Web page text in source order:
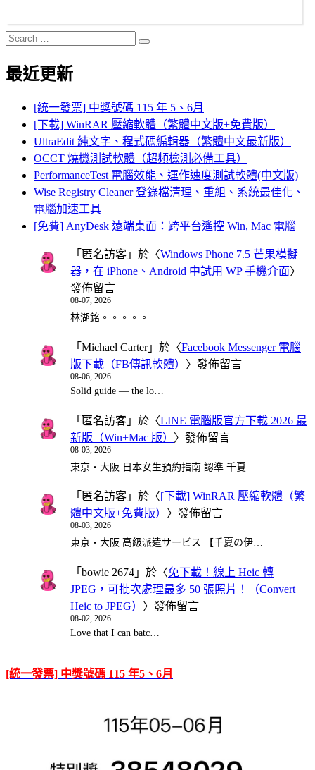
Search
for:
Search
最近更新
[統一發票] 中獎號碼 115 年 5、6月
[下載] WinRAR 壓縮軟體（繁體中文版+免費版）
UltraEdit 純文字、程式碼編輯器（繁體中文最新版）
OCCT 燒機測試軟體（超頻檢測必備工具）
PerformanceTest 電腦效能、運作速度測試軟體(中文版)
Wise Registry Cleaner 登錄檔清理、重組、系統最佳化、
電腦加速工具
[免費] AnyDesk 遠端桌面：跨平台遙控 Win, Mac 電腦
「 匿名訪客 」於〈Windows Phone 7.5 芒果模擬
器，在 iPhone、Android 中試用 WP 手機介面〉
發佈留言
08-07, 2026
林湖銘。。。。。
「 Michael Carter」於〈Facebook Messenger 電腦
版下載（FB傳訊軟體） 〉發佈留言
08-06, 2026
Solid guide — the lo…
「 匿名訪客 」於〈LINE 電腦版官方下載 2026 最
新版（Win+Mac 版） 〉發佈留言
08-03, 2026
東京・大阪 日本女生預約指南 認準 千夏…
「 匿名訪客 」於〈[下載] WinRAR 壓縮軟體（繁
體中文版+免費版） 〉發佈留言
08-03, 2026
東京・大阪 高級派遣サービス 【千夏の伊…
「 bowie 2674 」於〈免下載！線上 Heic 轉
JPEG，可批次處理最多 50 張照片！（Convert
Heic to JPEG） 〉發佈留言
08-02, 2026
Love that I can batc…
[統一發票] 中獎號碼 115 年5、6月